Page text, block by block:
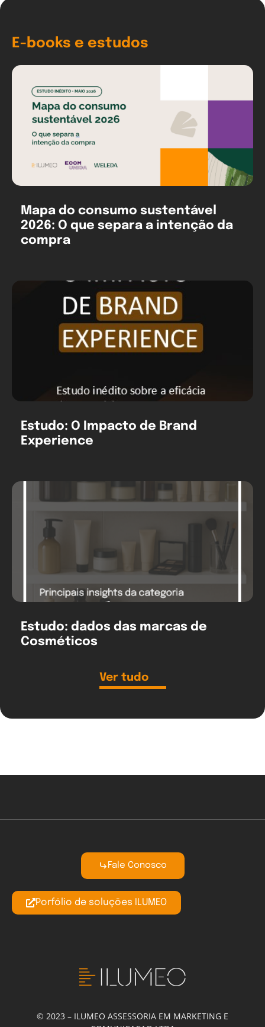
E-books e estudos
Mapa do consumo sustentável
2026: O que separa a intenção da
compra
Estudo: O Impacto de Brand
Experience
Estudo: dados das marcas de
Cosméticos
Ver tudo
Fale Conosco
Porfólio de soluções ILUMEO
© 2023 – ILUMEO ASSESSORIA EM MARKETING E